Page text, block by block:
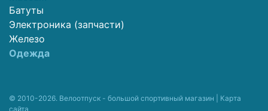
Батуты
Электроника (запчасти)
Железо
Одежда
© 2010-2026. Велоотпуск - большой спортивный магазин | Карта
сайта